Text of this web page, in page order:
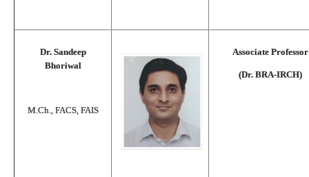
Dr. Sandeep
Bhoriwal
M.Ch., FACS, FAIS
Associate Professor
(Dr. BRA-IRCH)